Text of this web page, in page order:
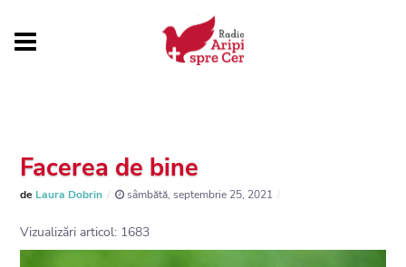
Facerea de bine
de Laura Dobrin sâmbătă, septembrie 25, 2021
Vizualizări articol: 1683